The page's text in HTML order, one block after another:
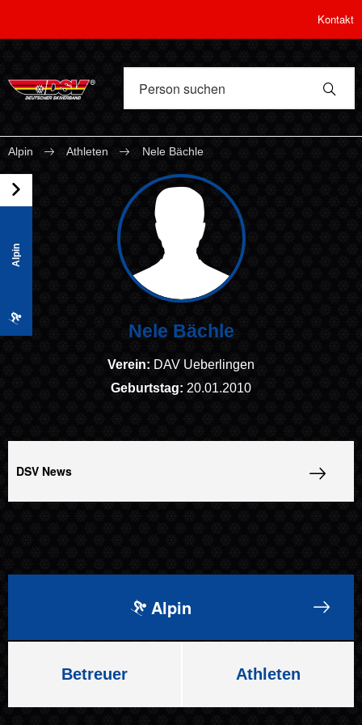
Kontakt
Alpin Athleten Nele Bächle
Alpin
Nele Bächle
Verein: DAV Ueberlingen
Geburtstag: 20.01.2010
DSV News
Alpin
Betreuer Athleten